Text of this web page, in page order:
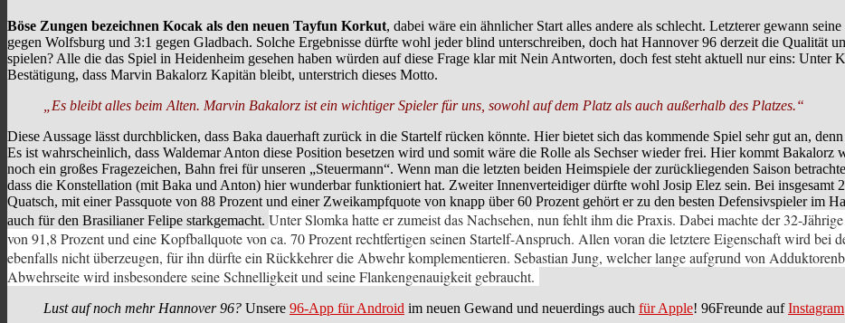
Böse Zungen bezeichnen Kocak als den neuen Tayfun Korkut, dabei wäre ein ähnlicher Start alles andere als schlecht. Letzterer gewann
gegen Wolfsburg und 3:1 gegen Gladbach. Solche Ergebnisse dürfte wohl jeder blind unterschreiben, doch hat Hannover 96 derzeit die Qualität
spielen? Alle die das Spiel in Heidenheim gesehen haben würden auf diese Frage klar mit Nein Antworten, doch fest steht aktuell nur eins: Unter
Bestätigung, dass Marvin Bakalorz Kapitän bleibt, unterstrich dieses Motto.
„Es bleibt alles beim Alten. Marvin Bakalorz ist ein wichtiger Spieler für uns, sowohl auf dem Platz als auch außerhalb des Platzes.“
Diese Aussage lässt durchblicken, dass Baka dauerhaft zurück in die Startelf rücken könnte. Hier bietet sich das kommende Spiel sehr gut an,
Es ist wahrscheinlich, dass Waldemar Anton diese Position besetzen wird und somit wäre die Rolle als Sechser wieder frei. Hier kommt
noch ein großes Fragezeichen, Bahn frei für unseren „Steuermann“. Wenn man die letzten beiden Heimspiele der zurückliegenden Saison
dass die Konstellation (mit Baka und Anton) hier wunderbar funktioniert hat. Zweiter Innenverteidiger dürfte wohl Josip Elez sein. Bei insgesamt
Quatsch, mit einer Passquote von 88 Prozent und einer Zweikampfquote von knapp über 60 Prozent gehört er zu den besten Defensivspieler im
auch für den Brasilianer Felipe starkgemacht. Unter Slomka hatte er zumeist das Nachsehen, nun fehlt ihm die Praxis. Dabei machte der 32-
von 91,8 Prozent und eine Kopfballquote von ca. 70 Prozent rechtfertigen seinen Startelf-Anspruch. Allen voran die letztere Eigenschaft wird bei
ebenfalls nicht überzeugen, für ihn dürfte ein Rückkehrer die Abwehr komplementieren. Sebastian Jung, welcher lange aufgrund von
Abwehrseite wird insbesondere seine Schnelligkeit und seine Flankengenauigkeit gebraucht.
Lust auf noch mehr Hannover 96? Unsere 96-App für Android im neuen Gewand und neuerdings auch für Apple! 96Freunde aufInstagram